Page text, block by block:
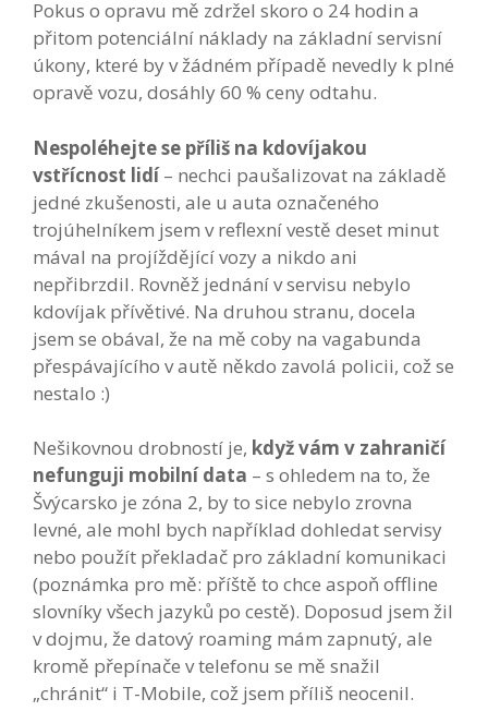
Pokus o opravu mě zdržel skoro o 24 hodin a
přitom potenciální náklady na základní servisní
úkony, které by v žádném případě nevedly k plné
opravě vozu, dosáhly 60 % ceny odtahu.
Nespoléhejte se příliš na kdovíjakou
vstřícnost lidí– nechci paušalizovat na základě
jedné zkušenosti, ale u auta označeného
trojúhelníkem jsem v reflexní vestě deset minut
mával na projíždějící vozy a nikdo ani
nepřibrzdil. Rovněž jednání v servisu nebylo
kdovíjak přívětivé. Na druhou stranu, docela
jsem se obával, že na mě coby na vagabunda
přespávajícího v autě někdo zavolá policii, což se
nestalo :)
Nešikovnou drobností je, když vám v zahraničí
nefunguji mobilní data – s ohledem na to, že
Švýcarsko je zóna 2, by to sice nebylo zrovna
levné, ale mohl bych například dohledat servisy
nebo použít překladač pro základní komunikaci
(poznámka pro mě: příště to chce aspoň offline
slovníky všech jazyků po cestě). Doposud jsem žil
v dojmu, že datový roaming mám zapnutý, ale
kromě přepínače v telefonu se mě snažil
„chránit“ i T-Mobile, což jsem příliš neocenil.